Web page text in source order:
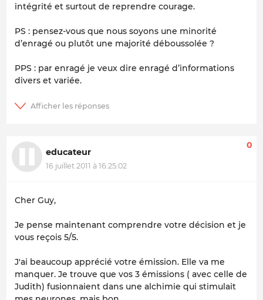
intégrité et surtout de reprendre courage.
PS : pensez-vous que nous soyons une minorité
d’enragé ou plutôt une majorité déboussolée ?
PPS : par enragé je veux dire enragé d’informations
divers et variée.
educateur
16 juillet 2011 à 16:25:02
0
Cher Guy,
Je pense maintenant comprendre votre décision et je
vous reçois 5/5.
J'ai beaucoup apprécié votre émission. Elle va me
manquer. Je trouve que vos 3 émissions ( avec celle de
Judith) fusionnaient dans une alchimie qui stimulait